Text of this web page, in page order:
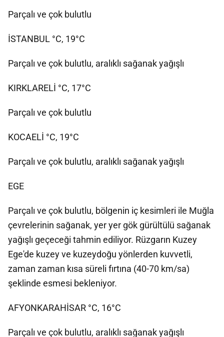
Parçalı ve çok bulutlu
İSTANBUL °C, 19°C
Parçalı ve çok bulutlu, aralıklı sağanak yağışlı
KIRKLARELİ °C, 17°C
Parçalı ve çok bulutlu
KOCAELİ °C, 19°C
Parçalı ve çok bulutlu, aralıklı sağanak yağışlı
EGE
Parçalı ve çok bulutlu, bölgenin iç kesimleri ile Muğla
çevrelerinin sağanak, yer yer gök gürültülü sağanak
yağışlı geçeceği tahmin ediliyor. Rüzgarın Kuzey
Ege'de kuzey ve kuzeydoğu yönlerden kuvvetli,
zaman zaman kısa süreli fırtına (40-70 km/sa)
şeklinde esmesi bekleniyor.
AFYONKARAHİSAR °C, 16°C
Parçalı ve çok bulutlu, aralıklı sağanak yağışlı